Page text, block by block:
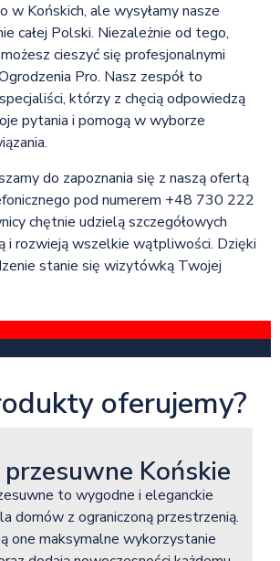
w Końskich, ale wysyłamy nasze
całej Polski. Niezależnie od tego,
cieszyć się profesjonalnymi
Pro. Nasz zespół to
którzy z chęcią odpowiedzą
pytania i pomogą w wyborze
do zapoznania się z naszą ofertą
pod numerem +48 730 222
chętnie udzielą szczegółowych
i rozwieją wszelkie wątpliwości. Dzięki
stanie się wizytówką Twojej
oferujemy?
Końskie
to wygodne i eleganckie
domów z ograniczoną przestrzenią.
one maksymalne wykorzystanie